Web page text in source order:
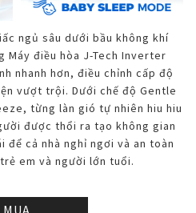
ngủ sâu dưới bầu không khí
Máy điều hòa J-Tech Inverter
nhanh hơn, điều chỉnh cấp độ
vượt trội. Dưới chế độ Gentle
từng làn gió tự nhiên hiu hiu
được thổi ra tạo không gian
để cả nhà nghỉ ngơi và an toàn
em và người lớn tuổi.
MUA